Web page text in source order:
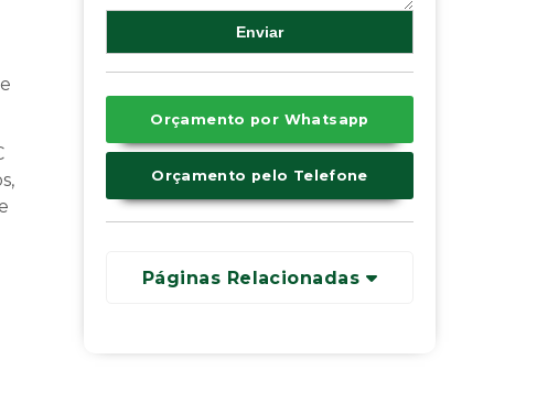
Orçamento por Whatsapp
Orçamento pelo Telefone
Páginas Relacionadas